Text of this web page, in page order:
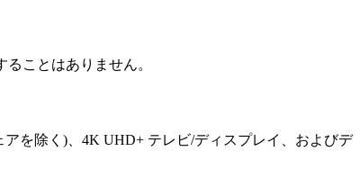
ことはありません。
を除く)、4K UHD+ テレビ/ディスプレイ、およびデ